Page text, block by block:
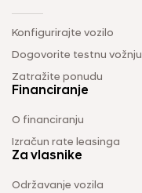
Konfigurirajte vozilo
Dogovorite testnu vožnju
Zatražite ponudu
Financiranje
O financiranju
Izračun rate leasinga
Za vlasnike
Održavanje vozila